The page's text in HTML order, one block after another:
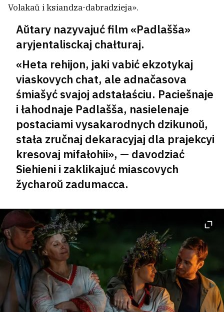
Volakaŭ i ksiandza-dabradzieja».
Aŭtary nazyvajuć film «Padlašša»
aryjentalisckaj chałturaj.
«Heta rehijon, jaki vabić ekzotykaj
viaskovych chat, ale adnačasova
śmiašyć svajoj adstałaściu. Paciešnaje
i łahodnaje Padlašša, nasielenaje
postaciami vysakarodnych dzikunoŭ,
stała zručnaj dekaracyjaj dla prajekcyi
kresovaj mifałohii», — davodziać
Siehieni i zaklikajuć miascovych
žycharoŭ zadumacca.